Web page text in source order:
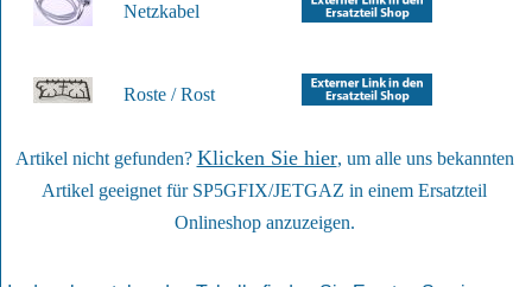
Netzkabel
Roste / Rost
Artikel nicht gefunden? Klicken Sie hier, um alle uns bekannten
Artikel geeignet für SP5GFIX/JETGAZ in einem Ersatzteil
Onlineshop anzuzeigen.